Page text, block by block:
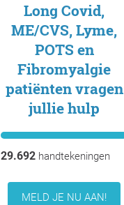
Long Covid,
ME/CVS, Lyme,
POTS en
Fibromyalgie
patiënten vragen
jullie hulp
29.692handtekeningen
MELD JE NU AAN!